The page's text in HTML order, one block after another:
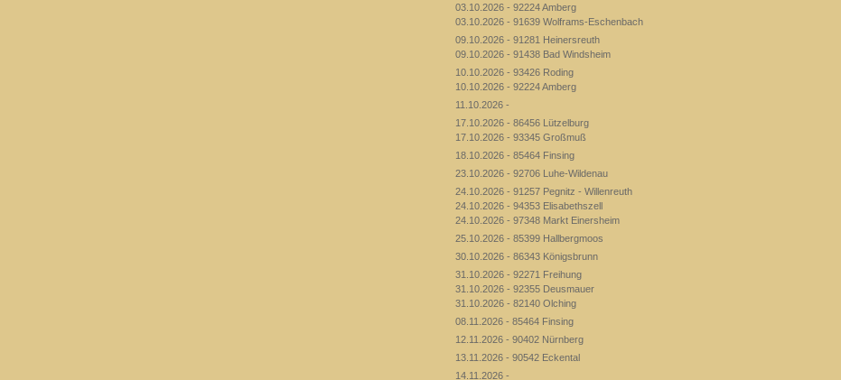
03.10.2026 - 92224 Amberg
03.10.2026 - 91639 Wolframs-Eschenbach
09.10.2026 - 91281 Heinersreuth
09.10.2026 - 91438 Bad Windsheim
10.10.2026 - 93426 Roding
10.10.2026 - 92224 Amberg
11.10.2026 -
17.10.2026 - 86456 Lützelburg
17.10.2026 - 93345 Großmuß
18.10.2026 - 85464 Finsing
23.10.2026 - 92706 Luhe-Wildenau
24.10.2026 - 91257 Pegnitz - Willenreuth
24.10.2026 - 94353 Elisabethszell
24.10.2026 - 97348 Markt Einersheim
25.10.2026 - 85399 Hallbergmoos
30.10.2026 - 86343 Königsbrunn
31.10.2026 - 92271 Freihung
31.10.2026 - 92355 Deusmauer
31.10.2026 - 82140 Olching
08.11.2026 - 85464 Finsing
12.11.2026 - 90402 Nürnberg
13.11.2026 - 90542 Eckental
14.11.2026 -